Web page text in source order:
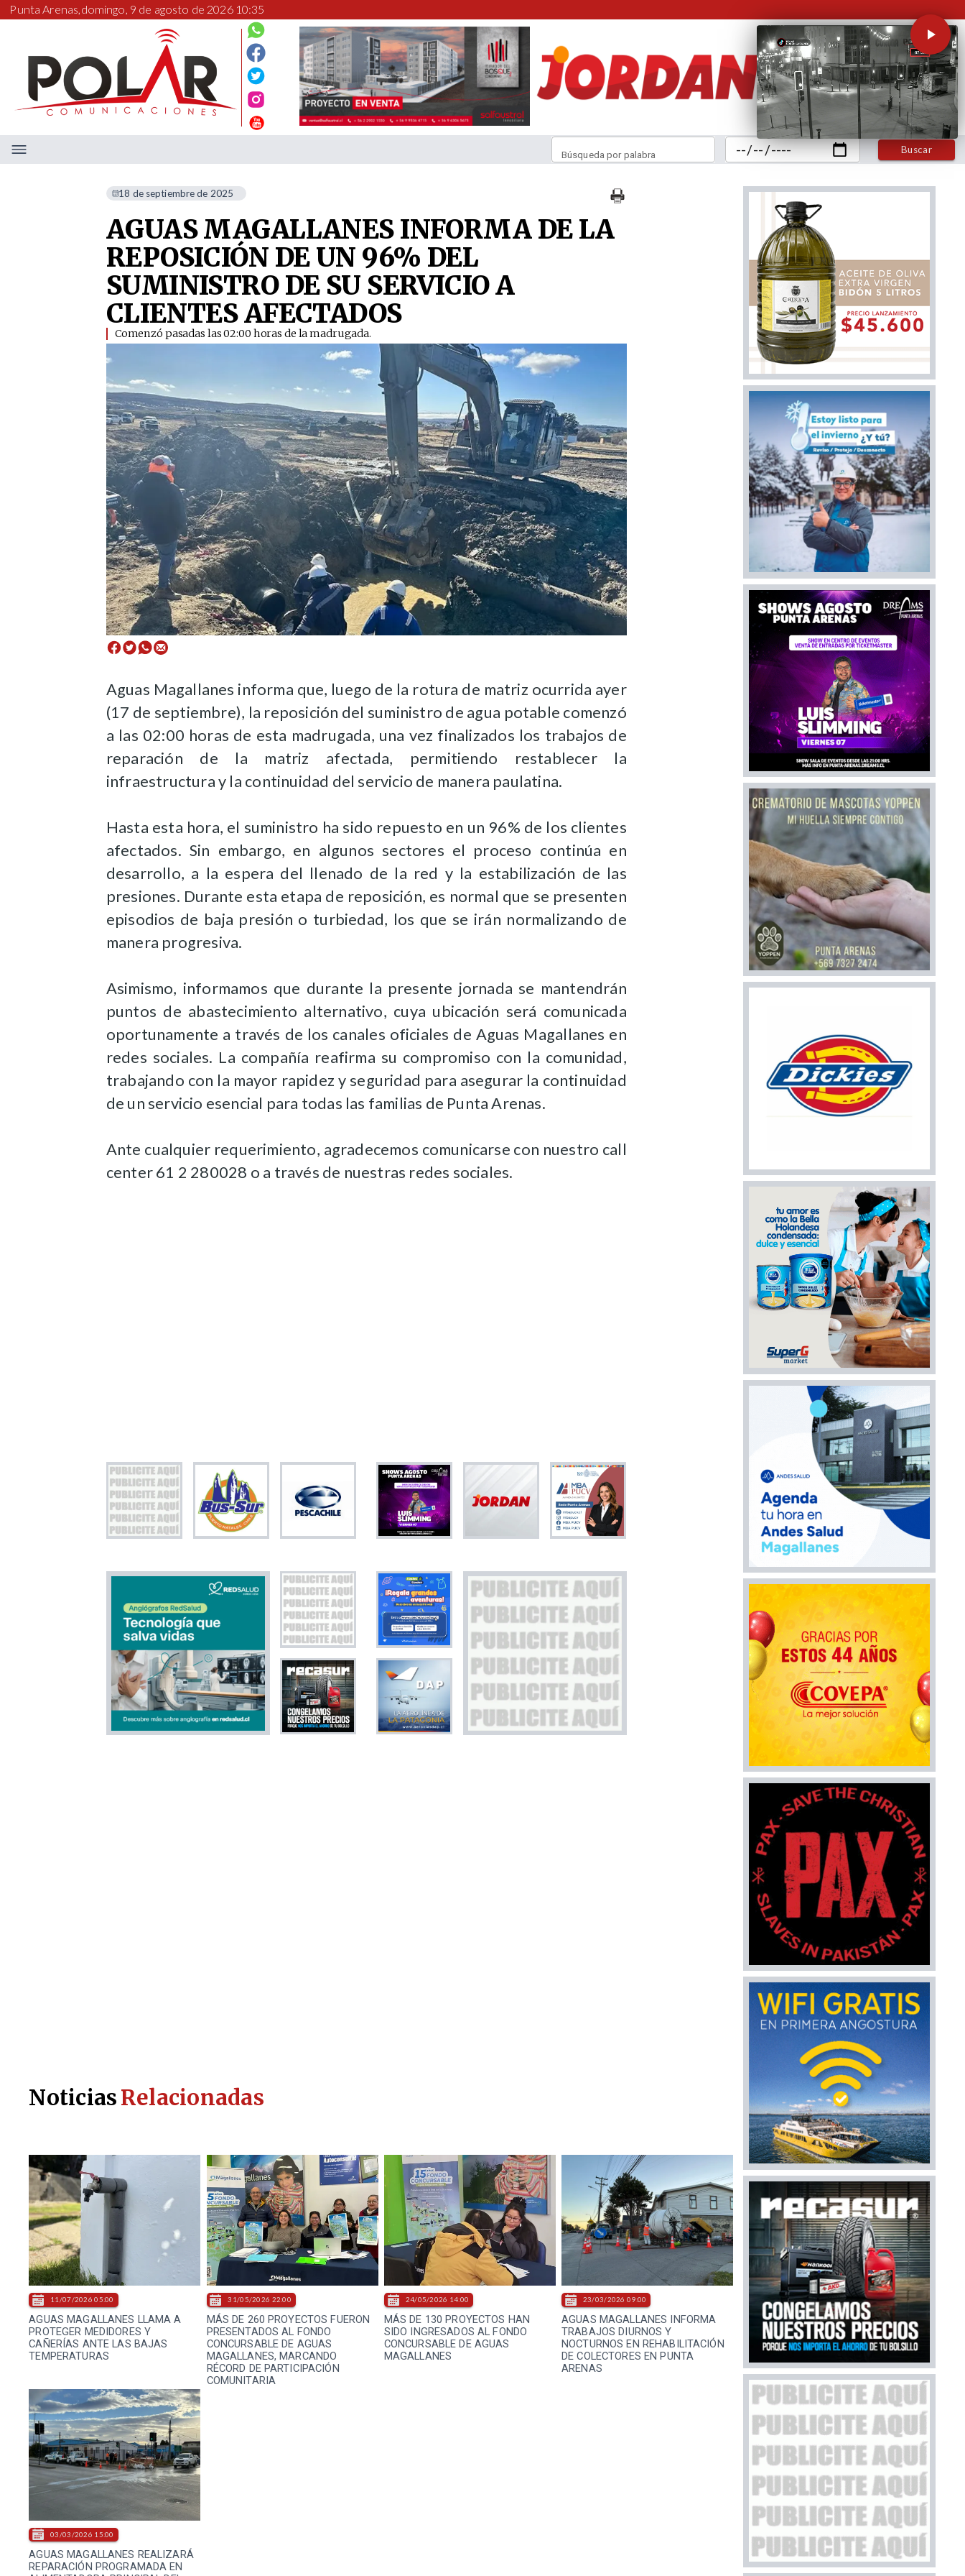
Punta Arenas,domingo, 9 de agosto de 2026 10:35
Buscar
Búsqueda por palabra
18 de septiembre de 2025
AGUAS MAGALLANES INFORMA DE LA
REPOSICIÓN DE UN 96% DEL
SUMINISTRO DE SU SERVICIO A
CLIENTES AFECTADOS
Comenzó pasadas las 02:00 horas de la madrugada. ​
Aguas Magallanes informa que, luego de la rotura de matriz ocurrida ayer
(17 de septiembre), la reposición del suministro de agua potable comenzó
a las 02:00 horas de esta madrugada, una vez finalizados los trabajos de
reparación de la matriz afectada, permitiendo restablecer la
infraestructura y la continuidad del servicio de manera paulatina.
Hasta esta hora, el suministro ha sido repuesto en un 96% de los clientes
afectados. Sin embargo, en algunos sectores el proceso continúa en
desarrollo, a la espera del llenado de la red y la estabilización de las
presiones. Durante esta etapa de reposición, es normal que se presenten
episodios de baja presión o turbiedad, los que se irán normalizando de
manera progresiva.
Asimismo, informamos que durante la presente jornada se mantendrán
puntos de abastecimiento alternativo, cuya ubicación será comunicada
oportunamente a través de los canales oficiales de Aguas Magallanes en
redes sociales. La compañía reafirma su compromiso con la comunidad,
trabajando con la mayor rapidez y seguridad para asegurar la continuidad
de un servicio esencial para todas las familias de Punta Arenas.
Ante cualquier requerimiento, agradecemos comunicarse con nuestro call
center 61 2 280028 o a través de nuestras redes sociales.
AGUAS MAGALLANES LLAMA A
PROTEGER MEDIDORES Y
CAÑERÍAS ANTE LAS BAJAS
TEMPERATURAS
11/07/2026 05:00
MÁS DE 260 PROYECTOS FUERON
PRESENTADOS AL FONDO
CONCURSABLE DE AGUAS
MAGALLANES, MARCANDO
RÉCORD DE PARTICIPACIÓN
COMUNITARIA
31/05/2026 22:00
MÁS DE 130 PROYECTOS HAN
SIDO INGRESADOS AL FONDO
CONCURSABLE DE AGUAS
MAGALLANES
24/05/2026 14:00
AGUAS MAGALLANES INFORMA
TRABAJOS DIURNOS Y
NOCTURNOS EN REHABILITACIÓN
DE COLECTORES EN PUNTA
ARENAS
23/03/2026 09:00
AGUAS MAGALLANES REALIZARÁ
REPARACIÓN PROGRAMADA EN
03/03/2026 15:00
NoticiasRelacionadas